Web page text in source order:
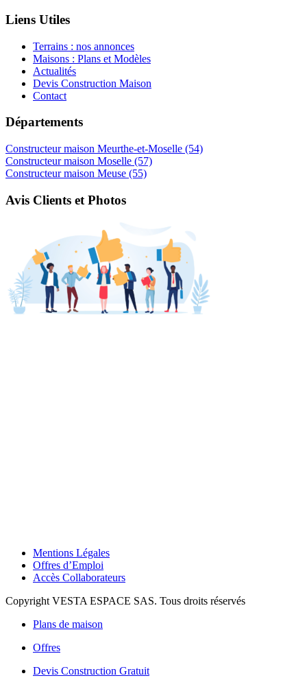
Liens Utiles
Terrains : nos annonces
Maisons : Plans et Modèles
Actualités
Devis Construction Maison
Contact
Départements
Constructeur maison Meurthe-et-Moselle (54)
Constructeur maison Moselle (57)
Constructeur maison Meuse (55)
Avis Clients et Photos
Mentions Légales
Offres d’Emploi
Accès Collaborateurs
Copyright VESTA ESPACE SAS. Tous droits réservés
Plans de maison
Offres
Devis Construction Gratuit